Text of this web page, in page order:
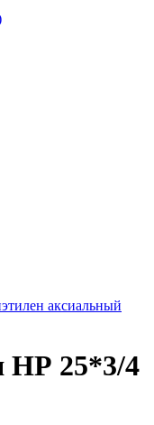
аксиальный
НР 25*3/4